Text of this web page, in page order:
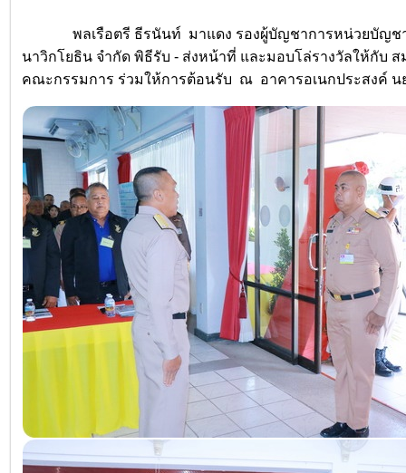
พลเรือตรี ธีรนันท์ มาแดง รองผู้บัญชาการหน่วยบัญ
นาวิกโยธิน จำกัด พิธีรับ - ส่งหน้าที่ และมอบโล่รางวัลให้กับ
คณะกรรมการ ร่วมให้การต้อนรับ ณ อาคารอเนกประสงค์ น